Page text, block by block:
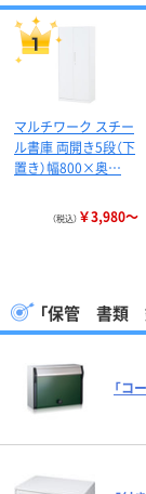
マルチワーク スチー
ル書庫 両開き5段（下
置き）幅800×奥…
（税込） ￥3,980～
「保管 書類
「コ